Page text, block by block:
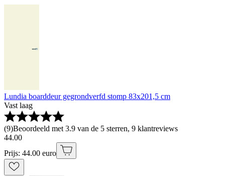
Lundia boarddeur gegrondverfd stomp 83x201,5 cm
Vast laag
(9)Beoordeeld met 3.9 van de 5 sterren, 9 klantreviews
44.00
Prijs: 44.00 euro